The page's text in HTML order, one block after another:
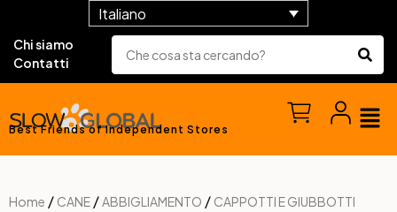
Italiano
Chi siamo
Contatti
Best Friends of Independent Stores
Home / CANE /ABBIGLIAMENTO / CAPPOTTI E GIUBBOTTI